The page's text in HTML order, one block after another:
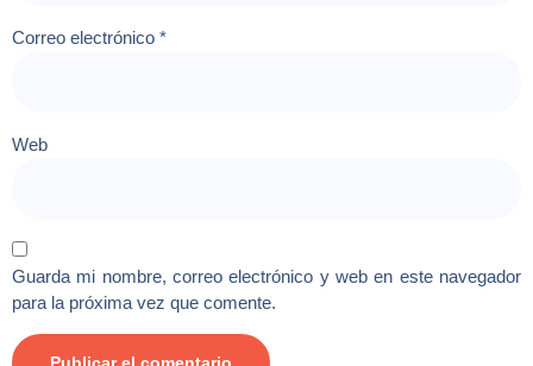
Correo electrónico *
Web
Guarda mi nombre, correo electrónico y web en este navegador
para la próxima vez que comente.